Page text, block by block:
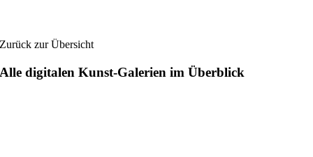
Zurück zur Übersicht
Alle digitalen Kunst-Galerien im Überblick